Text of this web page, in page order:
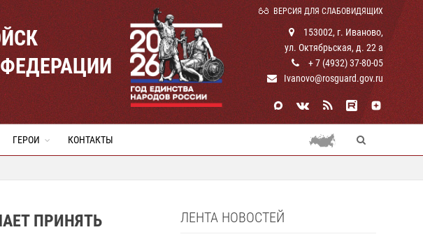
ВЕРСИЯ ДЛЯ СЛАБОВИДЯЩИХ
153002, г. Иваново,
ул. Октябрьская, д. 22 а
+ 7 (4932) 37-80-05
Ivanovo@rosguard.gov.ru
ГЕРОИ КОНТАКТЫ
ПРИНЯТЬ
ЛЕНТА НОВОСТЕЙ